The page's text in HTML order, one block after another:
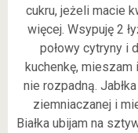
cukru, jeżeli macie
więcej. Wsypuję 2
połowy cytryny i
kuchenkę, mieszam
nie rozpadną.
ziemniaczanej i
Białka ubijam na